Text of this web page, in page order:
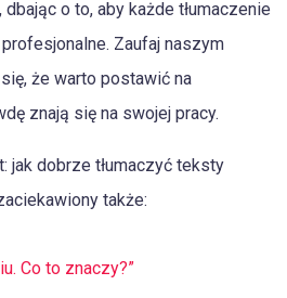
o to, aby każde tłumaczenie
profesjonalne. Zaufaj naszym
że warto postawić na
znają się na swojej pracy.
jak dobrze tłumaczyć teksty
także:
Co to znaczy?”